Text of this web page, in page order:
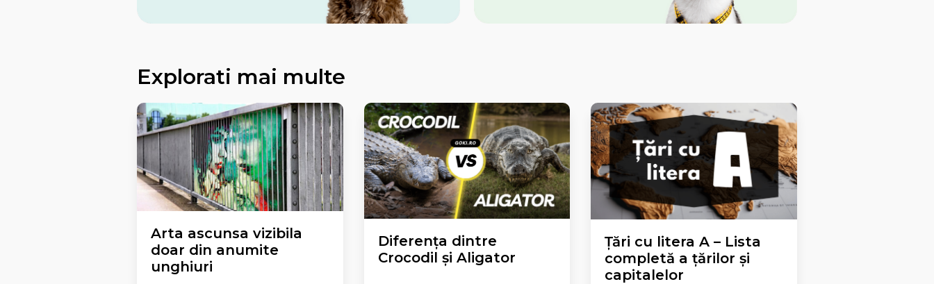
Explorati mai multe
Arta ascunsa vizibila
doar din anumite
unghiuri
Diferența dintre
Crocodil și Aligator
Țări cu litera A – Lista
completă a țărilor și
capitalelor